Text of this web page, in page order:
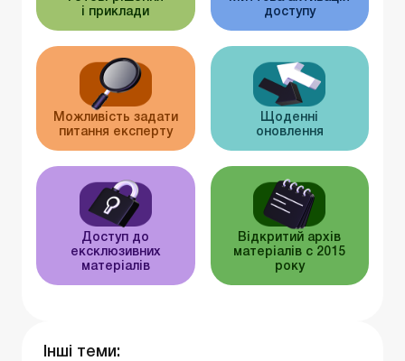
і приклади
доступу
Можливість задати
питання експерту
Щоденні
оновлення
Доступ до
ексклюзивних
матеріалів
Відкритий архів
матеріалів c 2015
року
Інші теми: